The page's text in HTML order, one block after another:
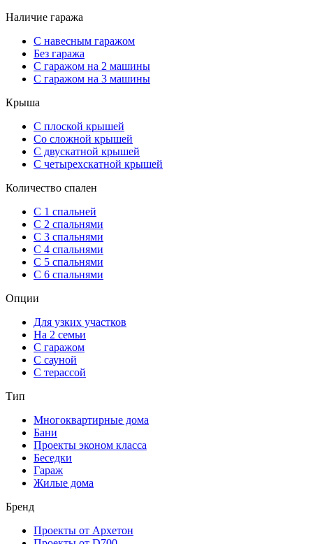
Наличие гаража
С навесным гаражом
Без гаража
С гаражом на 2 машины
С гаражом на 3 машины
Крыша
С плоской крышей
Со сложной крышей
С двускатной крышей
С четырехскатной крышей
Количество спален
С 1 спальней
С 2 спальнями
С 3 спальнями
С 4 спальнями
С 5 спальнями
С 6 спальнями
Опции
Для узких участков
На 2 семьи
С гаражом
С сауной
С терассой
Тип
Многоквартирные дома
Бани
Проекты эконом класса
Беседки
Гараж
Жилые дома
Бренд
Проекты от Архетон